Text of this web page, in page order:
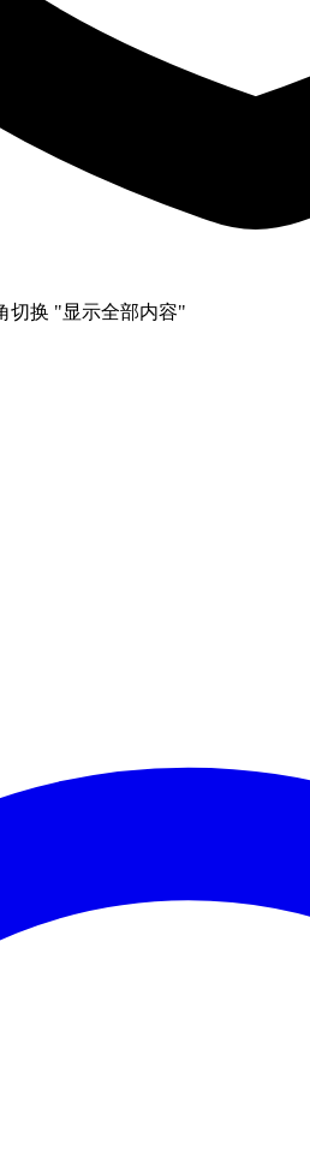
切换 "显示全部内容"